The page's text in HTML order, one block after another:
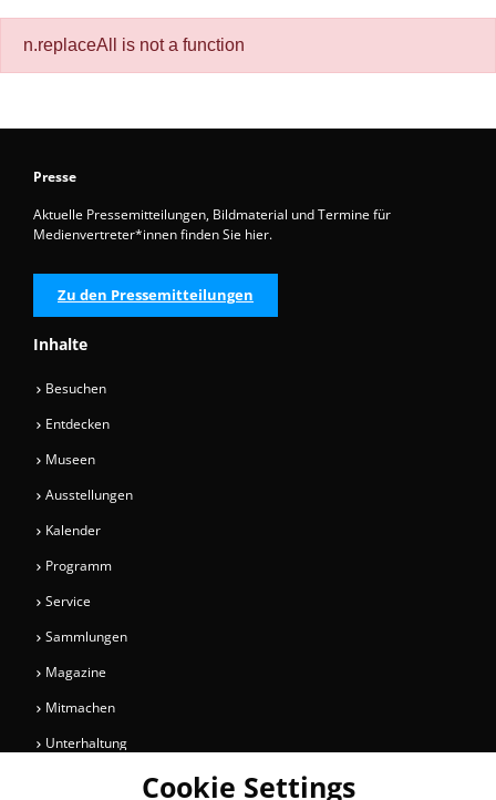
n.replaceAll is not a function
Presse
Aktuelle Pressemitteilungen, Bildmaterial und Termine für
Medienvertreter*innen finden Sie hier.
Zu den Pressemitteilungen
Inhalte
Besuchen
Entdecken
Museen
Ausstellungen
Kalender
Programm
Service
Sammlungen
Magazine
Mitmachen
Unterhaltung
Cookie Settings